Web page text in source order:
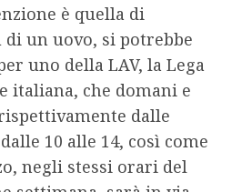
è quella di
di un uovo, si potrebbe
uno della LAV, la Lega
italiana, che domani e
dalle
10 alle 14, così come
negli stessi orari del